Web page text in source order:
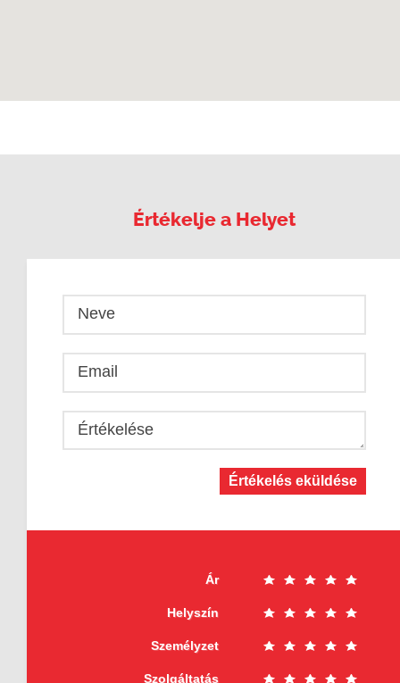
Értékelje a Helyet
Neve
Email
Értékelése
Értékelés eküldése
Ár
Helyszín
Személyzet
Szolgáltatás